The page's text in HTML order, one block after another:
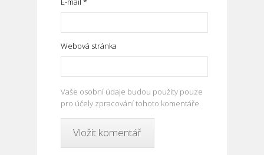
Webová stránka
Vaše osobní údaje budou použity pouze
pro účely zpracování tohoto komentáře.